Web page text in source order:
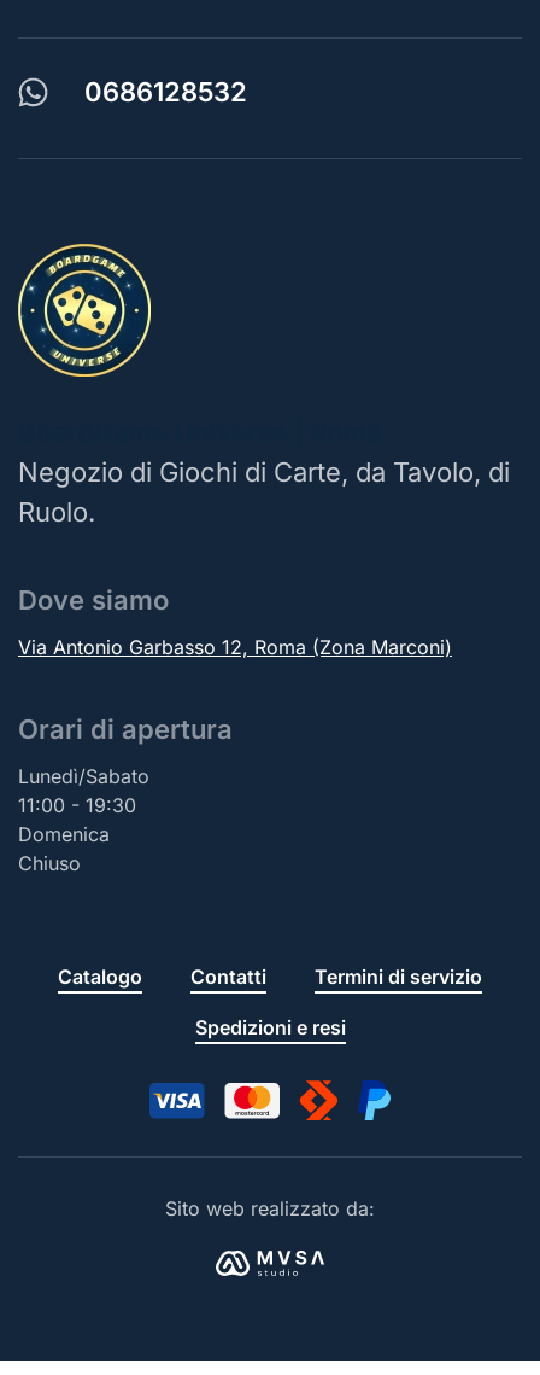
0686128532
Negozio di Giochi di Carte, da Tavolo, di
Ruolo.
Dove siamo
Via Antonio Garbasso 12, Roma (Zona Marconi)
Orari di apertura
Lunedì/Sabato
11:00 - 19:30
Domenica
Chiuso
Catalogo Contatti Termini di servizio
Spedizioni e resi
Sito web realizzato da: